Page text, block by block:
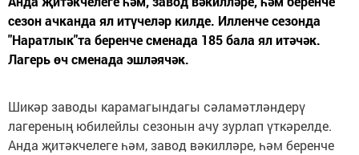
сезон ачканда ял итүчеләр килде. Илленче сезонда
"Наратлык"та беренче сменада 185 бала ял итәчәк.
Лагерь өч сменада эшләячәк.
Шикәр заводы карамагындагы сәламәтләндерү
лагереның юбилейлы сезонын ачу зурлап үткәрелде.
Анда җитәкчелеге һәм, завод вәкилләре, һәм беренче